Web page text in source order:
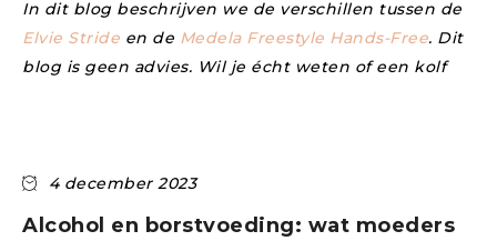
In dit blog beschrijven we de verschillen tussen de
Elvie Stride en de Medela Freestyle Hands-Free. Dit
blog is geen advies. Wil je écht weten of een kolf
4 december 2023
Alcohol en borstvoeding: wat moeders